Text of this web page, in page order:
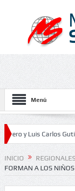
Menú
Carlos Gutiérrez
2026
INICIO
FORMAN A LOS NIÑOS